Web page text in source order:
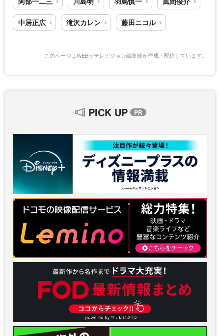
中居正広 滝沢カレン 藤田ニコル
このページはWEBザテレビジョン編集部が作成・配信しています。
PICK UP